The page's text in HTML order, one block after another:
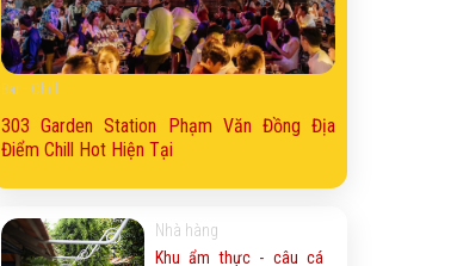
Bar - Chill
303 Garden Station Phạm Văn Đồng Địa
Điểm Chill Hot Hiện Tại
Nhà hàng
Khu ẩm thực - câu cá